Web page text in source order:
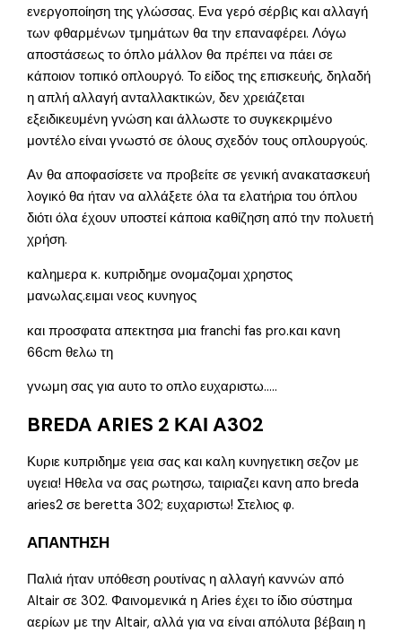
ενεργοποίηση της γλώσσας. Ενα γερό σέρβις και αλλαγή
των φθαρμένων τμημάτων θα την επαναφέρει. Λόγω
αποστάσεως το όπλο μάλλον θα πρέπει να πάει σε
κάποιον τοπικό οπλουργό. Το είδος της επισκευής, δηλαδή
η απλή αλλαγή ανταλλακτικών, δεν χρειάζεται
εξειδικευμένη γνώση και άλλωστε το συγκεκριμένο
μοντέλο είναι γνωστό σε όλους σχεδόν τους οπλουργούς.
Αν θα αποφασίσετε να προβείτε σε γενική ανακατασκευή
λογικό θα ήταν να αλλάξετε όλα τα ελατήρια του όπλου
διότι όλα έχουν υποστεί κάποια καθίζηση από την πολυετή
χρήση.
καλημερα κ. κυπριδημε ονομαζομαι χρηστος
μανωλας.ειμαι νεος κυνηγος
και προσφατα απεκτησα μια franchi fas pro.και κανη
66cm θελω τη
γνωμη σας για αυτο το οπλο ευχαριστω…..
BREDA ARIES 2 ΚΑΙ Α302
Κυριε κυπριδημε γεια σας και καλη κυνηγετικη σεζον με
υγεια! Ηθελα να σας ρωτησω, ταιριαζει κανη απο breda
aries2 σε beretta 302; ευχαριστω! Στελιος φ.
ΑΠΑΝΤΗΣΗ
Παλιά ήταν υπόθεση ρουτίνας η αλλαγή καννών από
Altair σε 302. Φαινομενικά η Aries έχει το ίδιο σύστημα
αερίων με την Altair, αλλά για να είναι απόλυτα βέβαιη η